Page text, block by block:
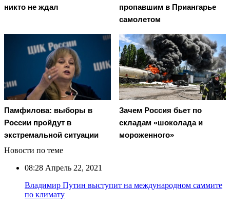
никто не ждал
пропавшим в Приангарье
самолетом
Памфилова: выборы в
России пройдут в
экстремальной ситуации
Зачем Россия бьет по
складам «шоколада и
мороженного»
Новости по теме
08:28 Апрель 22, 2021
Владимир Путин выступит на международном саммите
по климату